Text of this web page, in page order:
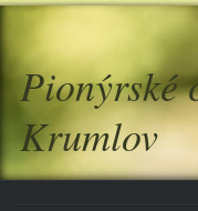
Pionýrské
Krumlov